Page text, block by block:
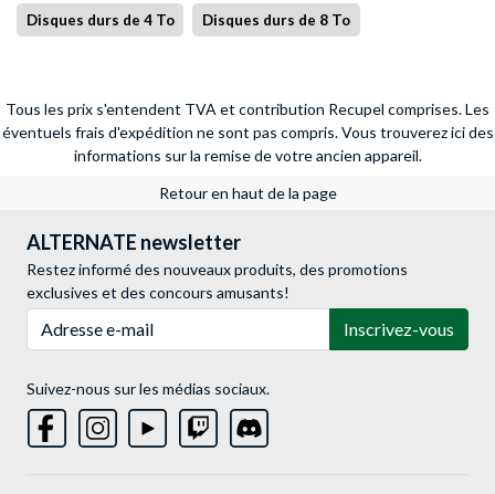
Disques durs de 4 To Disques durs de 8 To
Tous les prix s'entendent TVA et contribution Recupel comprises. Les
éventuels frais d'expédition ne sont pas compris. Vous trouverez ici des
informations sur la remise de votre ancien appareil.
Retour en haut de la page
ALTERNATE newsletter
Restez informé des nouveaux produits, des promotions
exclusives et des concours amusants!
Inscrivez-vous
Suivez-nous sur les médias sociaux.